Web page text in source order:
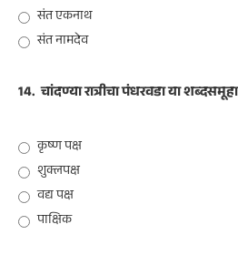
संत एकनाथ
संत नामदेव
14. चांदण्या रात्रीचा पंधरवडा या
कृष्ण पक्ष
शुक्लपक्ष
वद्य पक्ष
पाक्षिक